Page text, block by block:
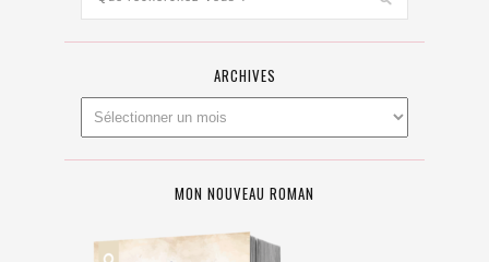
ARCHIVES
MON NOUVEAU ROMAN